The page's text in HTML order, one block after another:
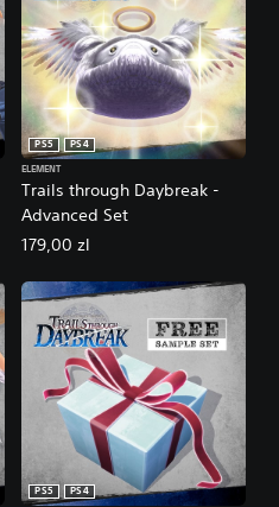
Trails through Daybreak -
Advanced Set
PS5
PS4
ELEMENT
179,00 zl
PS5
PS4